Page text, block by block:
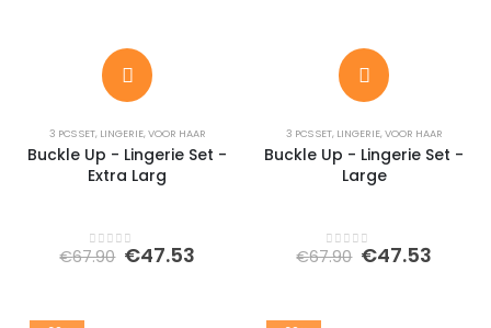
3 PCS SET, LINGERIE,VOOR HAAR
Buckle Up - Lingerie Set -
Extra Larg
0out of 5
€67.90 Oorspronkelijke
€47.53Huidige
3 PCS SET, LINGERIE,VOOR HAAR
Buckle Up - Lingerie Set -
Large
0out of 5
€67.90 €47.53